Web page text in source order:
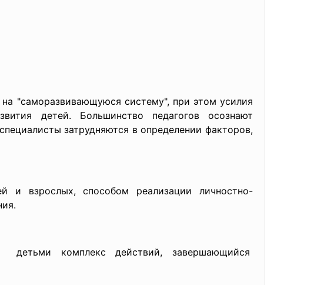
на "саморазвивающуюся систему", при этом усилия
детей. Большинство педагогов осознают
затрудняются в определении факторов,
и взрослых, способом реализации личностно-
комплекс действий, завершающийся